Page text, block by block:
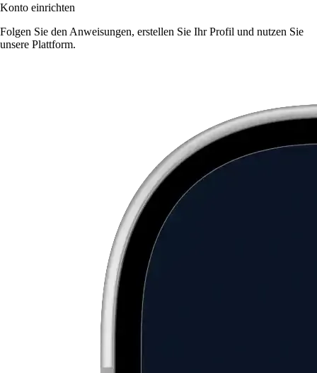
Konto einrichten
Folgen Sie den Anweisungen, erstellen Sie Ihr Profil und nutzen Sie
unsere Plattform.